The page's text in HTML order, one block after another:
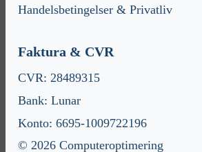
Handelsbetingelser & Privatliv
Faktura & CVR
CVR: 28489315
Bank: Lunar
Konto: 6695-1009722196
© 2026 Computeroptimering